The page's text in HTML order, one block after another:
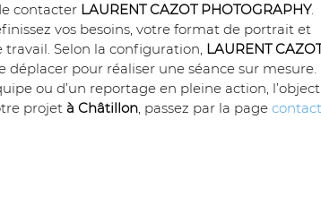
contacter LAURENT CAZOT PHOTOGRAPHY.
vos besoins, votre format de portrait et
travail. Selon la configuration, LAURENT
pour réaliser une séance sur mesure.
ou d’un reportage en pleine action,
projet à Châtillon, passez par la page contact